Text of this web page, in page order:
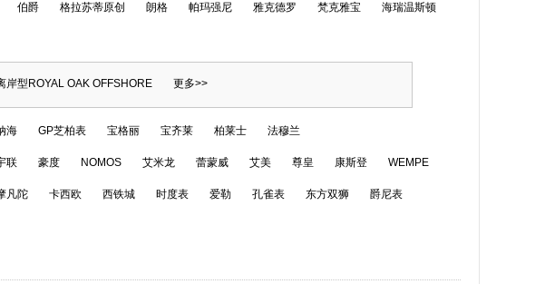
伯爵 格拉苏蒂原创 朗格 帕玛强尼 雅克德罗 梵克雅宝 海瑞温斯顿
岸型ROYAL OAK OFFSHORE 更多>>
海 GP芝柏表 宝格丽 宝齐莱 柏莱士 法穆兰
联 豪度 NOMOS 艾米龙 蕾蒙威 艾美 尊皇 康斯登 WEMPE
凡陀 卡西欧 西铁城 时度表 爱勒 孔雀表 东方双狮 爵尼表